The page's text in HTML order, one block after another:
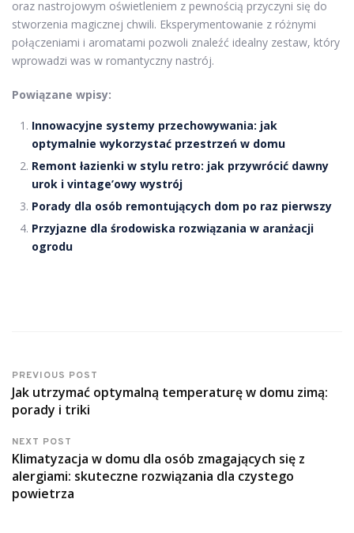
oraz nastrojowym oświetleniem z pewnością przyczyni się do
stworzenia magicznej chwili. Eksperymentowanie z różnymi
połączeniami i aromatami pozwoli znaleźć idealny zestaw, który
wprowadzi was w romantyczny nastrój.
Powiązane wpisy:
Innowacyjne systemy przechowywania: jak
optymalnie wykorzystać przestrzeń w domu
Remont łazienki w stylu retro: jak przywrócić dawny
urok i vintage’owy wystrój
Porady dla osób remontujących dom po raz pierwszy
Przyjazne dla środowiska rozwiązania w aranżacji
ogrodu
PREVIOUS POST
Jak utrzymać optymalną temperaturę w domu zimą:
porady i triki
NEXT POST
Klimatyzacja w domu dla osób zmagających się z
alergiami: skuteczne rozwiązania dla czystego
powietrza